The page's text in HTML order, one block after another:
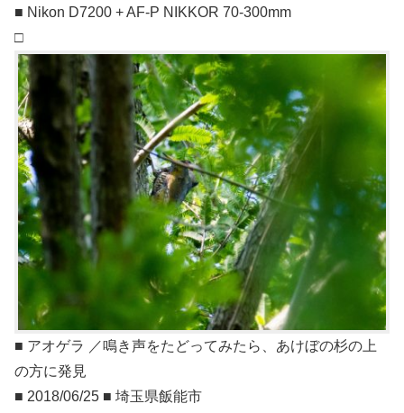
■ Nikon D7200 + AF-P NIKKOR 70-300mm
□
■ アオゲラ ／鳴き声をたどってみたら、あけぼの杉の上
の方に発見
■ 2018/06/25 ■ 埼玉県飯能市